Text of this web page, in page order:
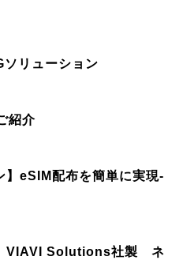
ソリューション
紹介
】eSIM配布を簡単に実現-
】VIAVI Solutions社製 ネ